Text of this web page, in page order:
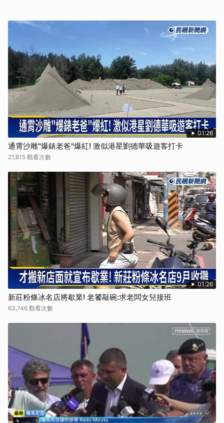
01:26
通霄沙雕"爆錶老爸"爆紅! 激似港星劉德華吸遊客打卡
21,815 觀看次數
01:26
新莊粉條冰名店將歇業! 老饕敲碗:求老闆女兒接班
63,746 觀看次數